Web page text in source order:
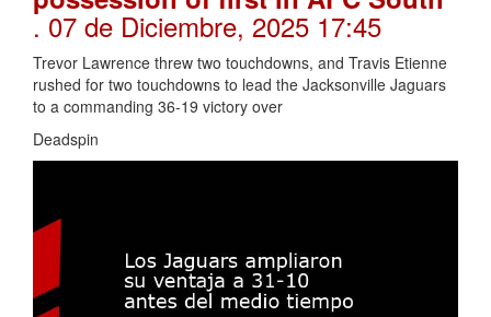
. 07 de Diciembre, 2025 17:45
Trevor Lawrence threw two touchdowns, and Travis Etienne
rushed for two touchdowns to lead the Jacksonville Jaguars
to a commanding 36-19 victory over
Deadspin